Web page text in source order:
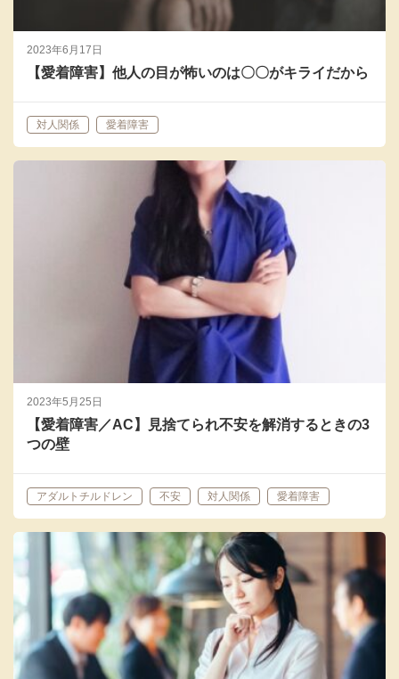
2023年6月17日
【愛着障害】他人の目が怖いのは〇〇がキライだから
対人関係 愛着障害
2023年5月25日
【愛着障害／AC】見捨てられ不安を解消するときの3
つの壁
アダルトチルドレン 不安 対人関係 愛着障害